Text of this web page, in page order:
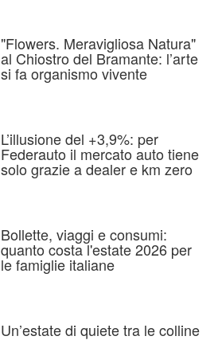
"Flowers. Meravigliosa Natura"
al Chiostro del Bramante: l’arte
si fa organismo vivente
L’illusione del +3,9%: per
Federauto il mercato auto tiene
solo grazie a dealer e km zero
Bollette, viaggi e consumi:
quanto costa l'estate 2026 per
le famiglie italiane
Un’estate di quiete tra le colline